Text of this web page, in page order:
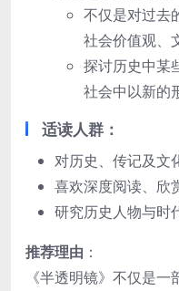
不仅是对过去
社会价值观、
探讨历史中某
社会中以新的
适读人群 ：
对历史、传记及文
喜欢深度阅读、欣
研究历史人物与时
推荐理由 ：
《半透明镜》不仅是